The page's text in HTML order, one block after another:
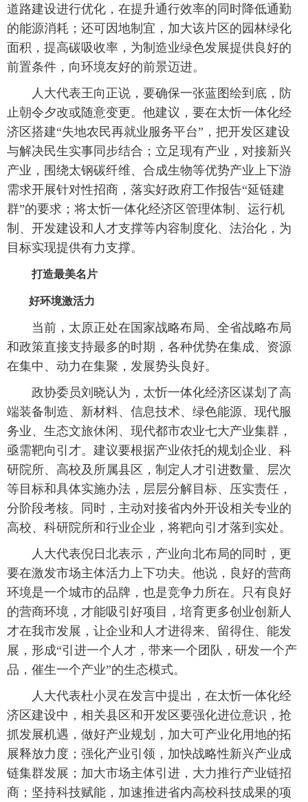
道路建设进行优化，在提升通行效率的同时降低通勤
的能源消耗；还可因地制宜，加大该片区的园林绿化
面积，提高碳吸收率，为制造业绿色发展提供良好的
前置条件，向环境友好的前景迈进。
人大代表王向正说，要确保一张蓝图绘到底，防
止朝令夕改或随意变更。他建议，要在太忻一体化经
济区搭建“失地农民再就业服务平台”，把开发区建设
与解决民生实事同步结合；立足现有产业，对接新兴
产业，围绕太钢碳纤维、合成生物等优势产业上下游
需求开展针对性招商，落实好政府工作报告“延链建
群”的要求；将太忻一体化经济区管理体制、运行机
制、开发建设和人才支撑等内容制度化、法治化，为
目标实现提供有力支撑。
打造最美名片
好环境激活力
当前，太原正处在国家战略布局、全省战略布局
和政策直接支持最多的时期，各种优势在集成、资源
在集中、动力在集聚，发展势头良好。
政协委员刘晓认为，太忻一体化经济区谋划了高
端装备制造、新材料、信息技术、绿色能源、现代服
务业、生态文旅休闲、现代都市农业七大产业集群，
亟需靶向引才。建议要根据产业依托的规划企业、科
研院所、高校及所属县区，制定人才引进数量、层次
等目标和具体实施办法，层层分解目标、压实责任，
分阶段考核。同时，主动对接省内外开设相关专业的
高校、科研院所和行业企业，将靶向引才落到实处。
人大代表倪日北表示，产业向北布局的同时，更
要在激发市场主体活力上下功夫。他说，良好的营商
环境是一个城市的品牌，也是竞争力所在。只有良好
的营商环境，才能吸引好项目，培育更多创业创新人
才在我市发展，让企业和人才进得来、留得住、能发
展，形成“引进一个人才，带来一个团队，研发一个产
品，催生一个产业”的生态模式。
人大代表杜小灵在发言中提出，在太忻一体化经
济区建设中，相关县区和开发区要强化进位意识，抢
抓发展机遇，做好产业规划，加大可产业化用地的拓
展释放力度；强化产业引领，加快战略性新兴产业成
链集群发展；加大市场主体引进，大力推行产业链招
商；坚持科技赋能，加速推进省内高校科技成果的项